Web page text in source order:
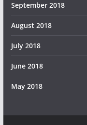
September 2018
August 2018
July 2018
June 2018
May 2018